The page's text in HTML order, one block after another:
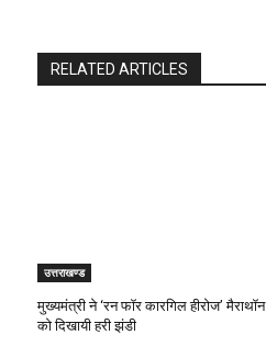
RELATED ARTICLES
उत्तराखण्ड
मुख्यमंत्री ने ‘रन फॉर कारगिल हीरोज’ मैराथॉन
को दिखायी हरी झंडी